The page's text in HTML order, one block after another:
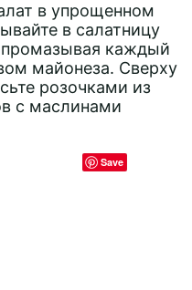
в упрощенном
в салатницу
каждый
майонеза. Сверху
розочками из
с маслинами
Save